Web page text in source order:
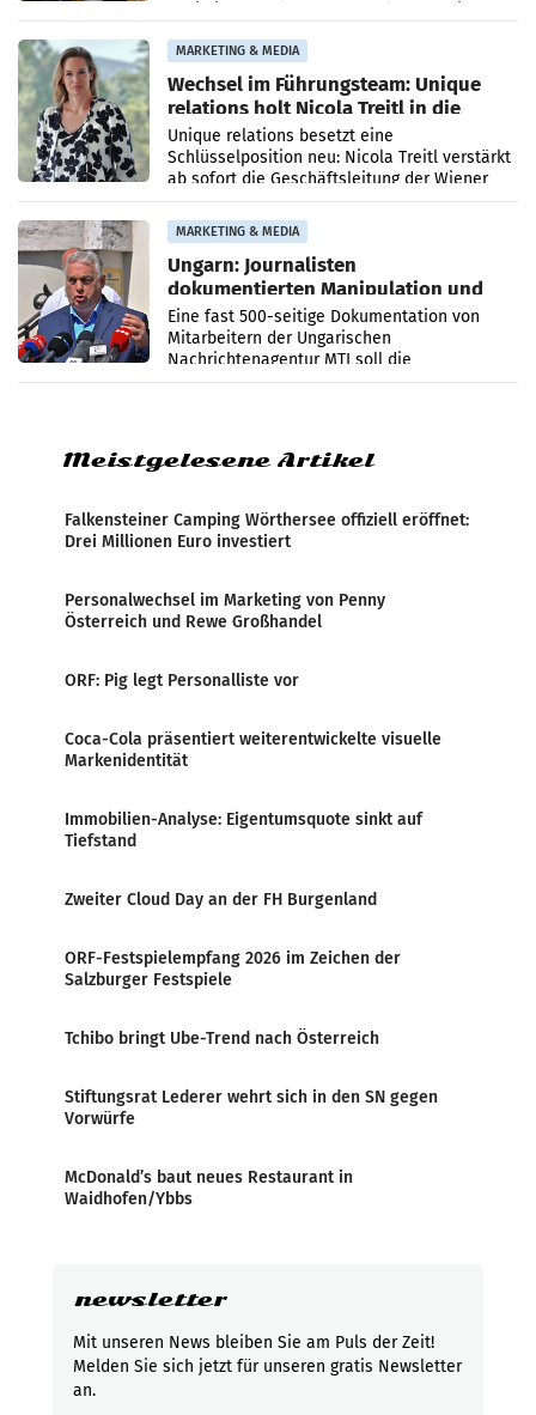
MARKETING & MEDIA
Wechsel im Führungsteam: Unique
relations holt Nicola Treitl in die
Geschäftsleitung
Unique relations besetzt eine
Schlüsselposition neu: Nicola Treitl verstärkt
ab sofort die Geschäftsleitung der Wiener
PR-Agentur an der Seite von Josef Kalina und
Anna Kalina-Mahr.
MARKETING & MEDIA
Ungarn: Journalisten
dokumentierten Manipulation und
Zensur
Eine fast 500-seitige Dokumentation von
Mitarbeitern der Ungarischen
Nachrichtenagentur MTI soll die
systematische Nachrichten-Manipulation und
Meistgelesene Artikel
Falkensteiner Camping Wörthersee offiziell eröffnet:
Drei Millionen Euro investiert
Personalwechsel im Marketing von Penny
Österreich und Rewe Großhandel
ORF: Pig legt Personalliste vor
Coca-Cola präsentiert weiterentwickelte visuelle
Markenidentität
Immobilien-Analyse: Eigentumsquote sinkt auf
Tiefstand
Zweiter Cloud Day an der FH Burgenland
ORF-Festspielempfang 2026 im Zeichen der
Salzburger Festspiele
Tchibo bringt Ube-Trend nach Österreich
Stiftungsrat Lederer wehrt sich in den SN gegen
Vorwürfe
McDonald’s baut neues Restaurant in
Waidhofen/Ybbs
newsletter
Mit unseren News bleiben Sie am Puls der Zeit!
Melden Sie sich jetzt für unseren gratis Newsletter
an.